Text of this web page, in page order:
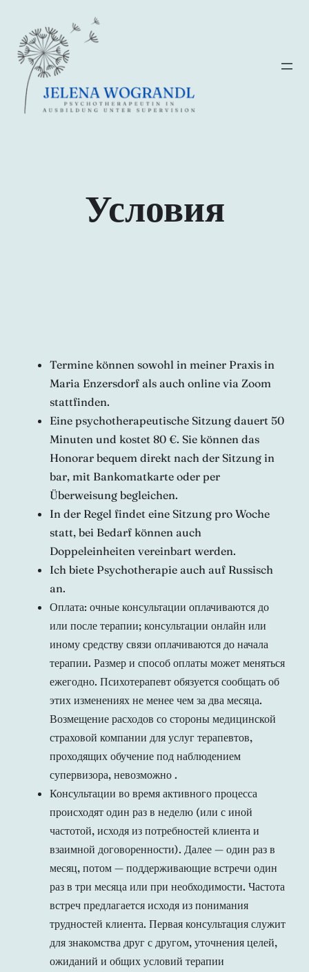
содержимому
Условия
Termine können sowohl in meiner Praxis in
Maria Enzersdorf als auch online via Zoom
stattfinden.
Eine psychotherapeutische Sitzung dauert 50
Minuten und kostet 80 €. Sie können das
Honorar bequem direkt nach der Sitzung in
bar, mit Bankomatkarte oder per
Überweisung begleichen.
In der Regel findet eine Sitzung pro Woche
statt, bei Bedarf können auch
Doppeleinheiten vereinbart werden.
Ich biete Psychotherapie auch auf Russisch
an.
Оплата: очные консультации оплачиваются до
или после терапии; консультации онлайн или
иному средству связи оплачиваются до начала
терапии. Размер и способ оплаты может меняться
ежегодно. Психотерапевт обязуется сообщать об
этих изменениях не менее чем за два месяца.
Возмещение расходов со стороны медицинской
страховой компании для услуг терапевтов,
проходящих обучение под наблюдением
супервизора, невозможно .
Консультации во время активного процесса
происходят один раз в неделю (или с иной
частотой, исходя из потребностей клиента и
взаимной договоренности). Далее — один раз в
месяц, потом — поддерживающие встречи один
раз в три месяца или при необходимости. Частота
встреч предлагается исходя из понимания
трудностей клиента. Первая консультация служит
для знакомства друг с другом, уточнения целей,
ожиданий и общих условий терапии